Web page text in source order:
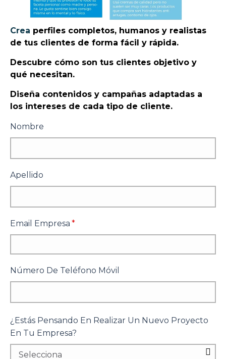
Crea perfiles completos, humanos y realistas
de tus clientes de forma fácil y rápida.
Descubre cómo son tus clientes objetivo y
qué necesitan.
Diseña contenidos y campañas adaptadas a
los intereses de cada tipo de cliente.
Nombre
Apellido
Email Empresa *
Número De Teléfono Móvil
¿Estás Pensando En Realizar Un Nuevo Proyecto
En Tu Empresa?